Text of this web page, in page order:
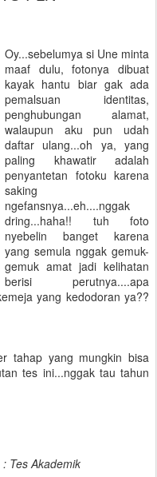
Oy...sebelumya si Une minta
maaf dulu, fotonya dibuat
kayak hantu biar gak ada
pemalsuan identitas,
penghubungan alamat,
walaupun aku pun udah
daftar ulang...oh ya, yang
paling khawatir adalah
penyantetan fotoku karena
saking
ngefansnya...eh....nggak
dring...haha!! tuh foto
nyebelin banget karena
yang semula nggak gemuk-
gemuk amat jadi kelihatan
berisi perutnya....apa
yang kedodoran ya??
tahap yang mungkin bisa
tes ini...nggak tau tahun
Tes Akademik